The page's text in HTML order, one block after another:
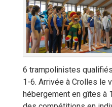
6 trampolinistes
1-6. Arrivée à Crolles le
hébergement en gîtes à